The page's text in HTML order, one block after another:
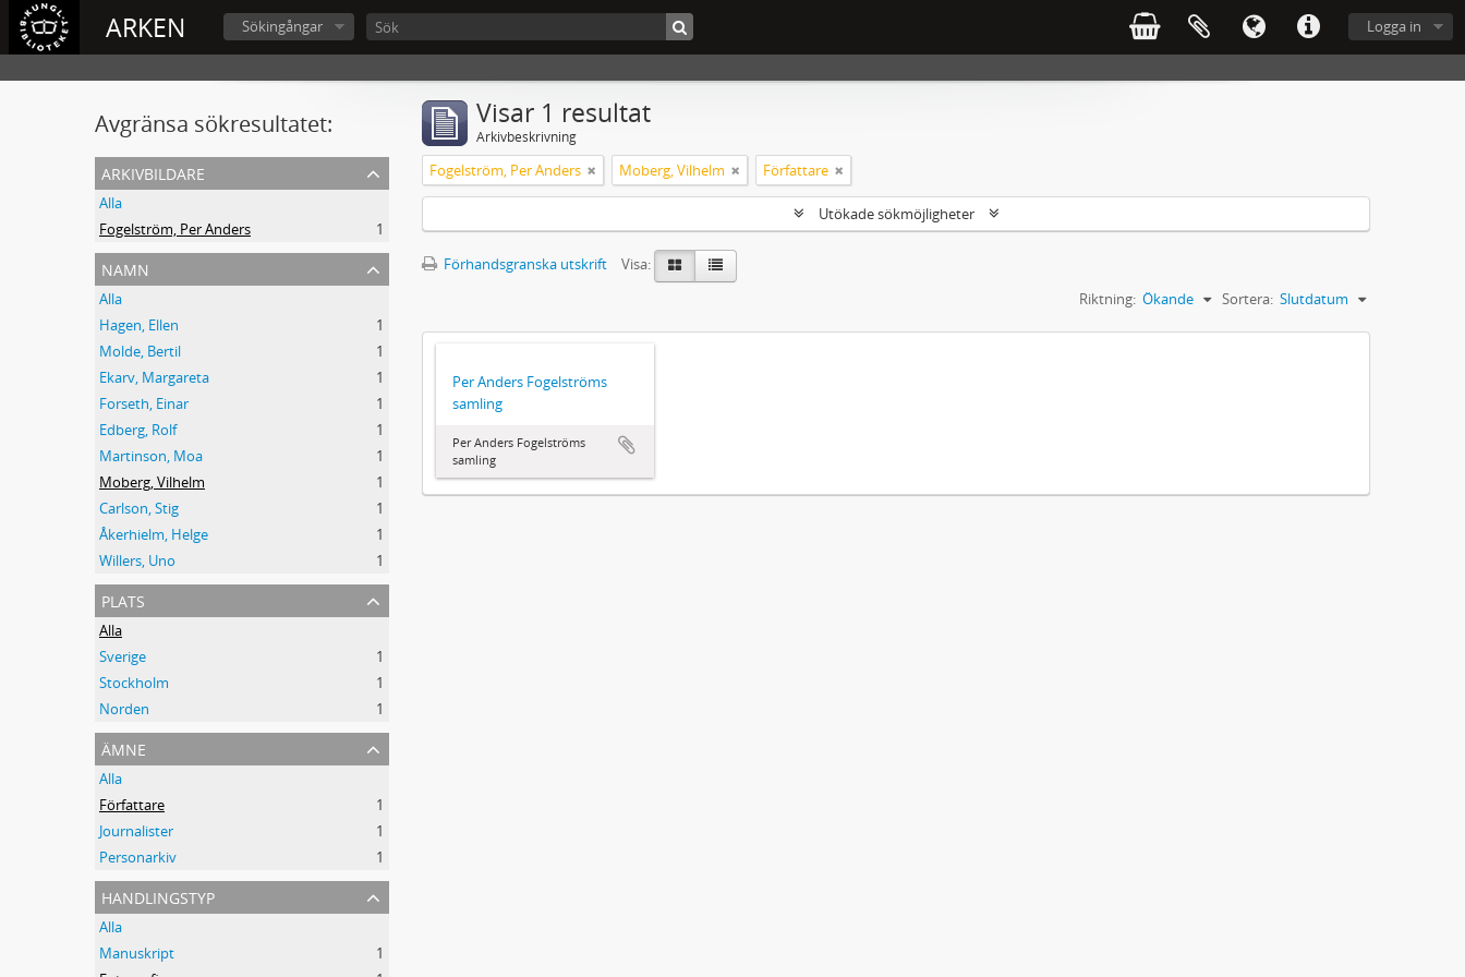
ARKEN Logga in
Sökingångar
Avgränsa sökresultatet:
arkivbildare
Alla
Fogelström, Per Anders
1
namn
Alla
Hagen, Ellen
1
Molde, Bertil
1
Ekarv, Margareta
1
Forseth, Einar
1
Edberg, Rolf
1
Martinson, Moa
1
Moberg, Vilhelm
1
Carlson, Stig
1
Åkerhielm, Helge
1
Willers, Uno
1
plats
Alla
Sverige
1
Stockholm
1
Norden
1
ämne
Alla
Författare
1
Journalister
1
Personarkiv
1
handlingstyp
Alla
Manuskript
1
Visar 1 resultat
Arkivbeskrivning
Fogelström, Per Anders Moberg, Vilhelm Författare
Utökade sökmöjligheter
Förhandsgranska utskrift
Visa:
Sortera: Slutdatum
Riktning: Ökande
Per Anders Fogelströms
samling
Per Anders Fogelströms
samling